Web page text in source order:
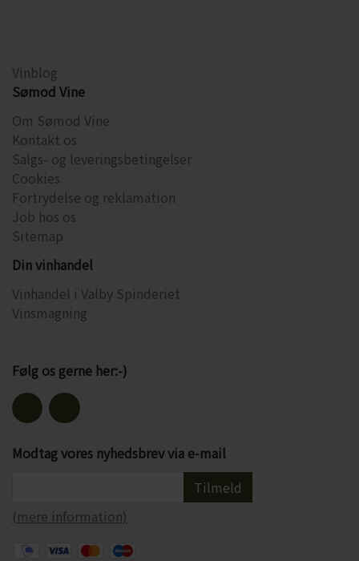
Vinblog
Sømod Vine
Om Sømod Vine
Kontakt os
Salgs- og leveringsbetingelser
Cookies
Fortrydelse og reklamation
Job hos os
Sitemap
Din vinhandel
Vinhandel i Valby Spinderiet
Vinsmagning
Følg os gerne her:-)
Modtag vores nyhedsbrev via e-mail
Tilmeld
(mere information)